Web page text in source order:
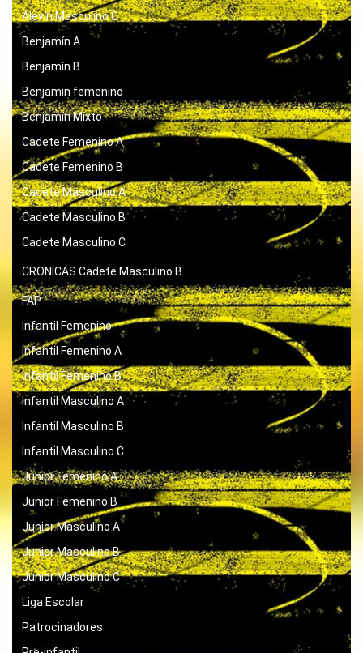
Alevín Masculino C
Benjamín A
Benjamín B
Benjamin femenino
Benjamín Mixto
Cadete Femenino A
Cadete Femenino B
Cadete Masculino A
Cadete Masculino B
Cadete Masculino C
CRONICAS Cadete Masculino B
FAP
Infantil Femenino
Infantil Femenino A
Infantil Femenino B
Infantil Masculino A
Infantil Masculino B
Infantil Masculino C
Junior Femenino A
Junior Femenino B
Junior Masculino A
Junior Masculino B
Junior Masculino C
Liga Escolar
Patrocinadores